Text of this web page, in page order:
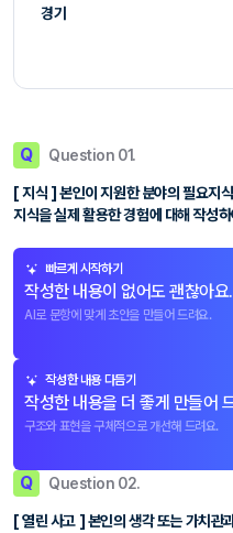
경기
Q Question 01.
[ 지식 ] 본인이 지원한 분야의 필요지
지식을 실제 활용한 경험에 대해 작성
빠르게 시작하기
작성한 내용이 없어도 괜찮아요.
AI로 문항에 맞게 초안을 만들어 드려요.
작성한 내용 다듬기
작성한 내용을 더 좋게 만들어
구조와 표현을 구체적으로 개선해 드려요.
Q Question 02.
[ 열린 사고 ] 본인의 생각 또는 가치관